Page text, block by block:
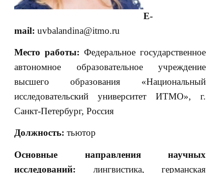
Е-
mail: uvbalandina@itmo.ru
Место работы: Федеральное государственное
автономное образовательное учреждение
высшего образования «Национальный
исследовательский университет ИТМО», г.
Санкт-Петербург, Россия
Должность: тьютор
Основные направления научных
исследований: лингвистика, германская